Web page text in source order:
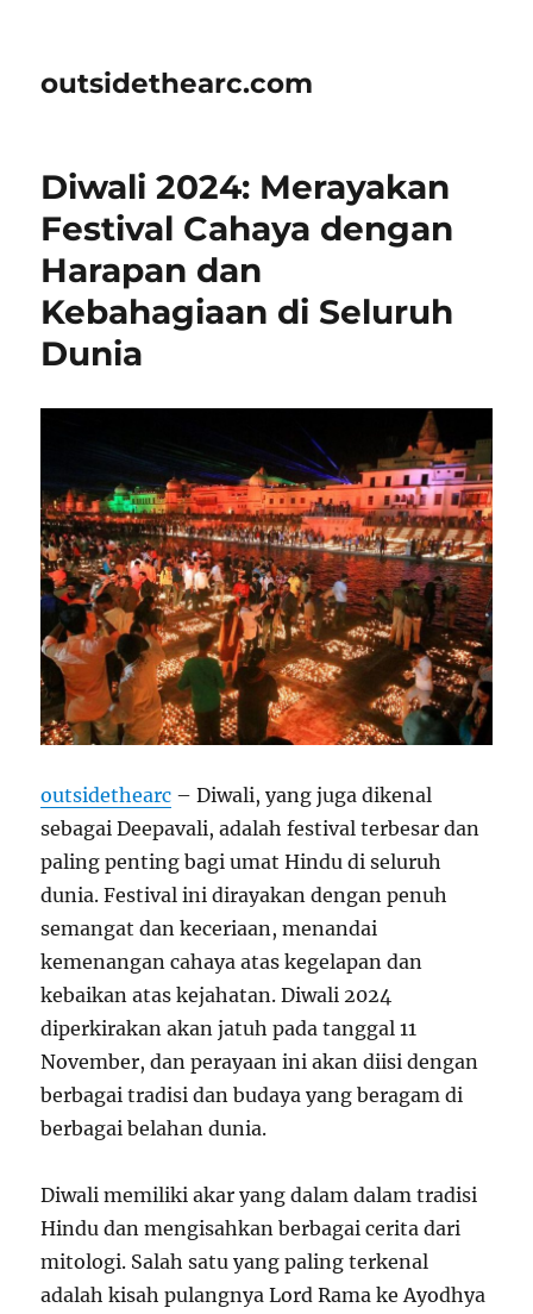
outsidethearc.com
Diwali 2024: Merayakan
Festival Cahaya dengan
Harapan dan
Kebahagiaan di Seluruh
Dunia
outsidethearc – Diwali, yang juga dikenal
sebagai Deepavali, adalah festival terbesar dan
paling penting bagi umat Hindu di seluruh
dunia. Festival ini dirayakan dengan penuh
semangat dan keceriaan, menandai
kemenangan cahaya atas kegelapan dan
kebaikan atas kejahatan. Diwali 2024
diperkirakan akan jatuh pada tanggal 11
November, dan perayaan ini akan diisi dengan
berbagai tradisi dan budaya yang beragam di
berbagai belahan dunia.
Diwali memiliki akar yang dalam dalam tradisi
Hindu dan mengisahkan berbagai cerita dari
mitologi. Salah satu yang paling terkenal
adalah kisah pulangnya Lord Rama ke Ayodhya